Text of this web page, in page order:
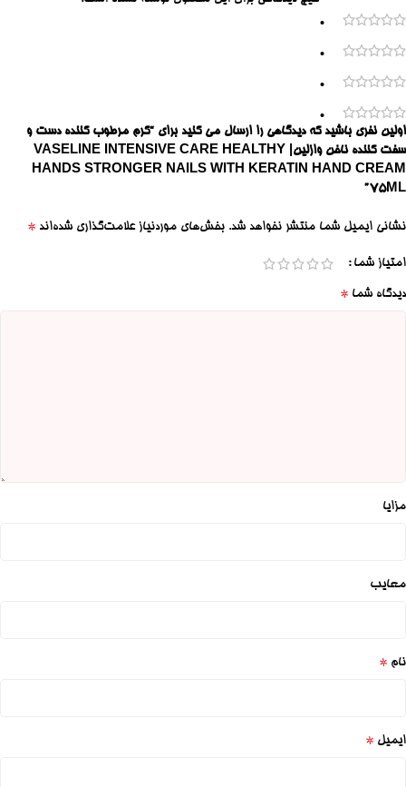
0
0
0
0
اولین نفری باشید که دیدگاهی را ارسال می کنید برای “کرم مرطوب کننده دست و
سفت کننده ناخن وازلین| VASELINE INTENSIVE CARE HEALTHY
HANDS STRONGER NAILS WITH KERATIN HAND CREAM
75ML”
نشانی ایمیل شما منتشر نخواهد شد. بخش‌های موردنیاز علامت‌گذاری شده‌اند *
امتیاز شما
دیدگاه شما *
مزایا
معایب
نام *
ایمیل *